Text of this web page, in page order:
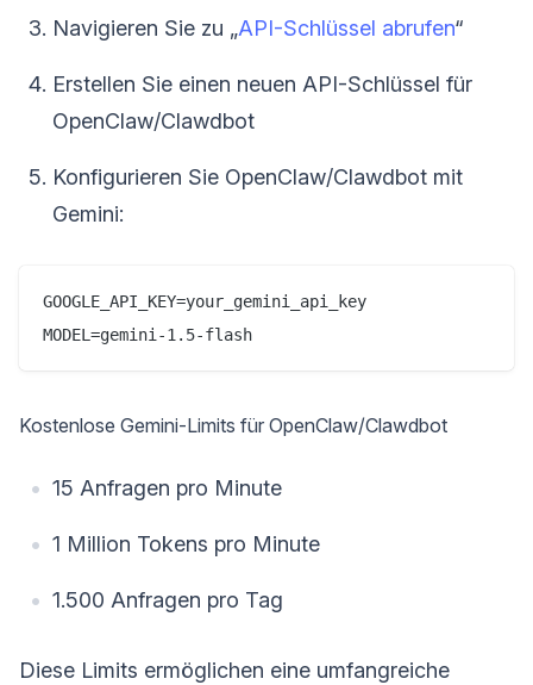
Navigieren Sie zu „API-Schlüssel abrufen“
Erstellen Sie einen neuen API-Schlüssel für
OpenClaw/Clawdbot
Konfigurieren Sie OpenClaw/Clawdbot mit
Gemini:
GOOGLE_API_KEY=your_gemini_api_key
Kostenlose Gemini-Limits für OpenClaw/Clawdbot
15 Anfragen pro Minute
1 Million Tokens pro Minute
1.500 Anfragen pro Tag
Diese Limits ermöglichen eine umfangreiche